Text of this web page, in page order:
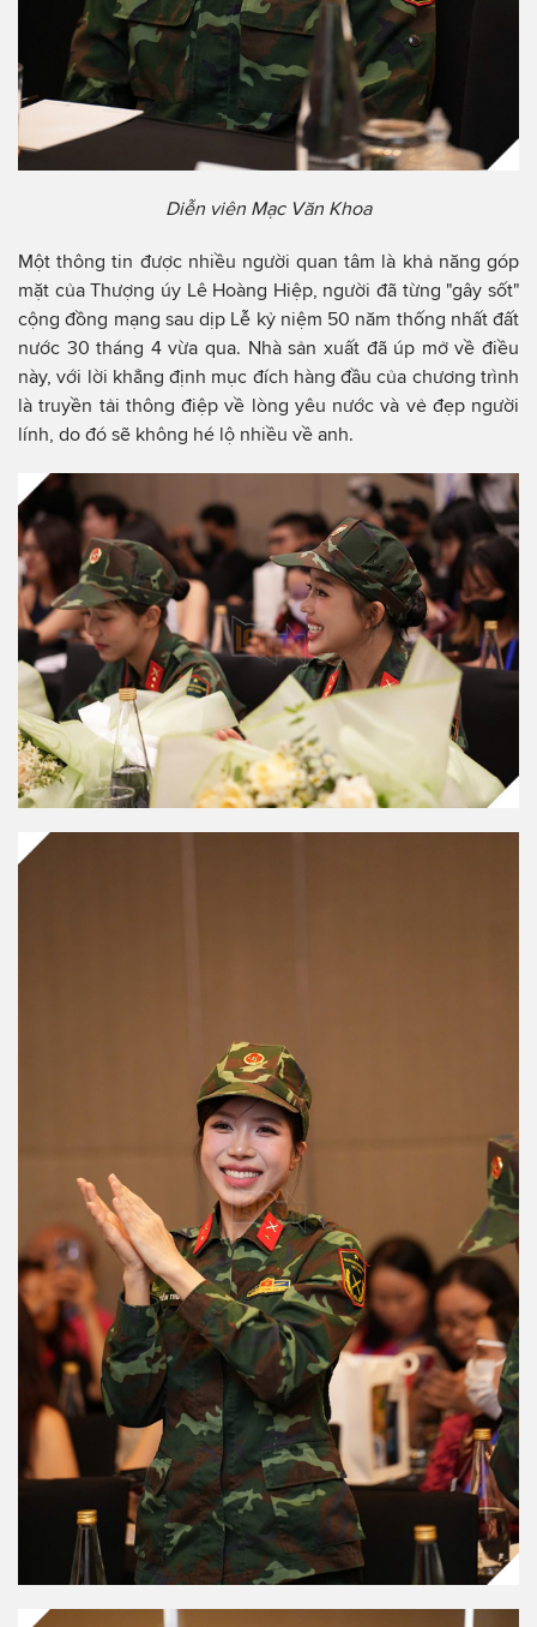
Diễn viên Mạc Văn Khoa
Một thông tin được nhiều người quan tâm là khả năng góp
mặt của Thượng úy Lê Hoàng Hiệp, người đã từng "gây sốt"
cộng đồng mạng sau dịp Lễ kỷ niệm 50 năm thống nhất đất
nước 30 tháng 4 vừa qua. Nhà sản xuất đã úp mở về điều
này, với lời khẳng định mục đích hàng đầu của chương trình
là truyền tải thông điệp về lòng yêu nước và vẻ đẹp người
lính, do đó sẽ không hé lộ nhiều về anh.